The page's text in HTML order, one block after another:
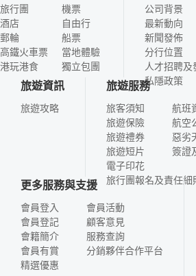
旅行團
酒店
郵輪
高鐵火車票
港玩港食
機票
自由行
船票
當地體驗
獨立包團
公司背景
最新動向
新聞發佈
分行位置
人才招聘及
私隱政策
旅遊資訊
旅遊攻略
旅遊服務
旅客須知
旅遊保險
旅遊禮券
旅遊短片
電子印花
航班
航空
惡劣
簽證
旅行團報名及責任細
更多服務與支援
會員登入
會員登記
會籍簡介
會員有賞
精選優惠
會員活動
顧客意見
服務查詢
分銷夥伴合作平台